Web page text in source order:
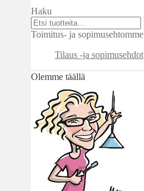
Haku
Etsi:
Toimitus- ja sopimusehtomme
Tilaus -ja sopimusehdot
Olemme täällä